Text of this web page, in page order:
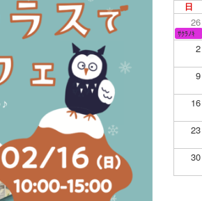
日
26
ｻｸﾗﾉｷ
2
9
16
23
30